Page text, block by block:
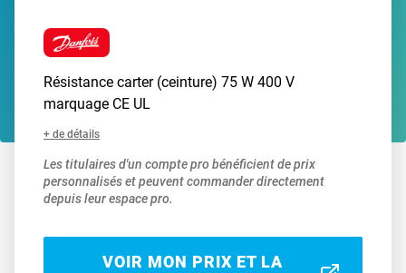
Résistance carter (ceinture) 75 W 400 V
marquage CE UL
+ de détails
Les titulaires d'un compte pro bénéficient de prix
personnalisés et peuvent commander directement
depuis leur espace pro.
VOIR MON PRIX ET LA